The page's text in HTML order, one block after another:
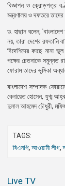
বিজ্ঞাপন ও ক্রোড়পত্র
মন্ত্রণালয় ও দফতরে
ড. হাছান বলেন,
নয়, তারা দেশের রফতানি
বিদেশিদের কাছে নানা
পক্ষের চেতনাকে সমুন্নত
ফোরাম তাদের ভূমিকা
বাংলাদেশ সম্পাদক
বেলায়েত হোসেন, যুগ্ম
দুলাল আহমেদ চৌধুরী,
TAGS:
বিএনপি, আওয়ামী লীগ,
Live TV